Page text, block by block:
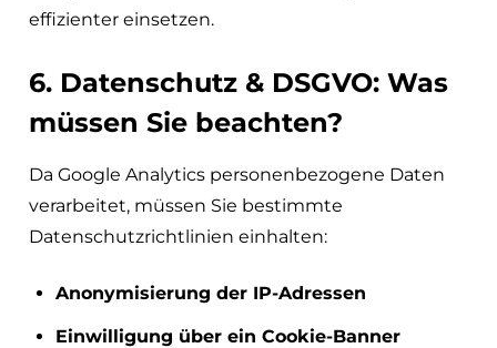
effizienter einsetzen.
6. Datenschutz & DSGVO: Was
müssen Sie beachten?
Da Google Analytics personenbezogene Daten
verarbeitet, müssen Sie bestimmte
Datenschutzrichtlinien einhalten:
Anonymisierung der IP-Adressen
Einwilligung über ein Cookie-Banner